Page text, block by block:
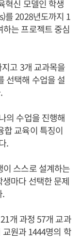
혁신 모델인 학생
를 2028년도까지 1
는 프로젝트 중심
고 3개 교과목을
선택해 수업을 설
의 수업을 진행해
합 교육이 특징이
.
스스로 설계하는
마다 선택한 문제
.
개 과정 57개 교과
교원과 1444명의 학